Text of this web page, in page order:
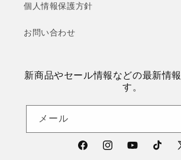
個人情報保護方針
お問い合わせ
新商品やセール情報などの最新情
す。
メール
FacebookInstagramYouTubeTikTok X